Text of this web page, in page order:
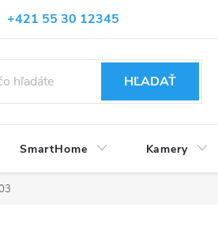
+421 55 30 12345
HĽADAŤ
SmartHome Kamery